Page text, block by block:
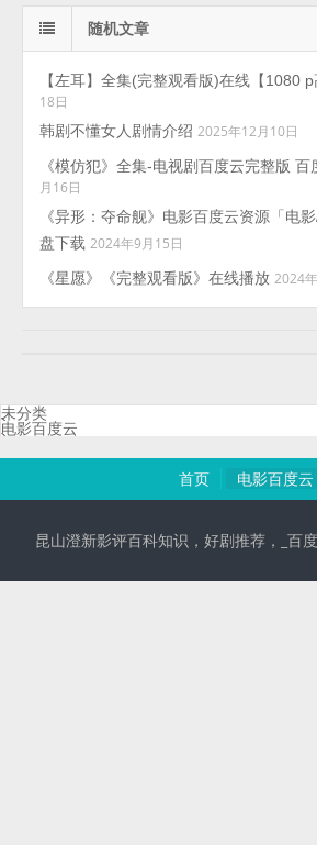
随机文章
【左耳】全集(完整观看版)在线【1080 p
18日
韩剧不懂女人剧情介绍 2025年12月10日
《模仿犯》全集-电视剧百度云完整版 百
月16日
《异形：夺命舰》电影百度云资源「电
盘下载 2024年9月15日
《星愿》《完整观看版》在线播放 2024
未分类
电影百度云
首页 电影百度云
昆山澄新影评百科知识，好剧推荐，_百